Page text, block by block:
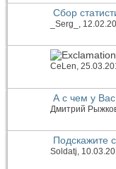
Сбор
_Serg_ ,
CeLen,
А с чем у
Дмитрий
Подскажите
Soldatj,